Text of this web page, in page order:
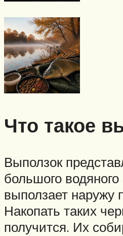
Что такое
Выползок
большого
выползает наружу
Накопать таких
получится. Их